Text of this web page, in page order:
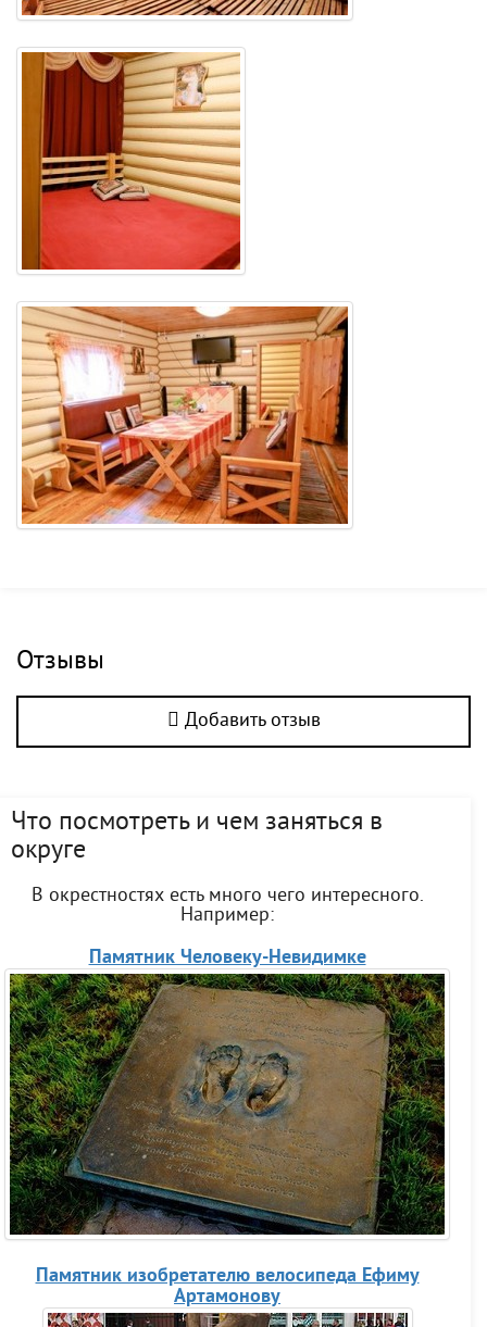
Отзывы
Добавить отзыв
Что посмотреть и чем заняться в
округе
В окрестностях есть много чего интересного.
Например:
Памятник Человеку-Невидимке
Памятник изобретателю велосипеда Ефиму
Артамонову